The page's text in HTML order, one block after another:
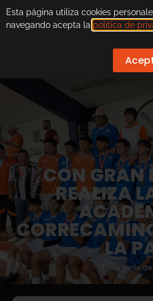
CON GRAN
REALIZA
LA
30 de junio
Esta página utiliza cookies
navegando acepta la política de